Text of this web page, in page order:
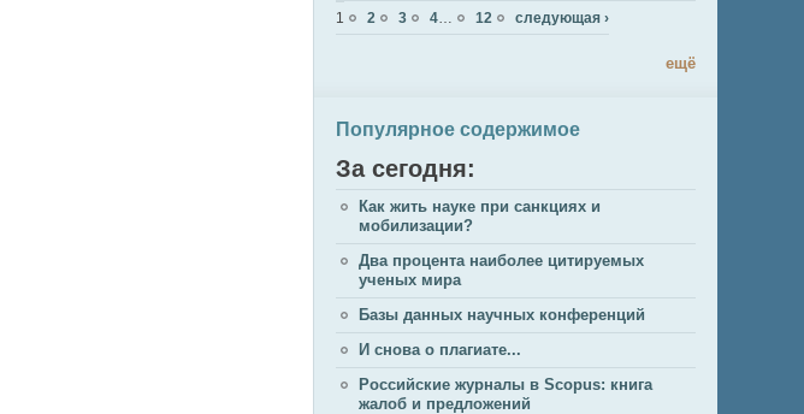
Страницы
1 2 3 4 12 следующая ›
ещё
Популярное содержимое
За сегодня:
Как жить науке при санкциях и
мобилизации?
Два процента наиболее цитируемых
ученых мира
Базы данных научных конференций
И снова о плагиате...
Российские журналы в Scopus: книга
жалоб и предложений